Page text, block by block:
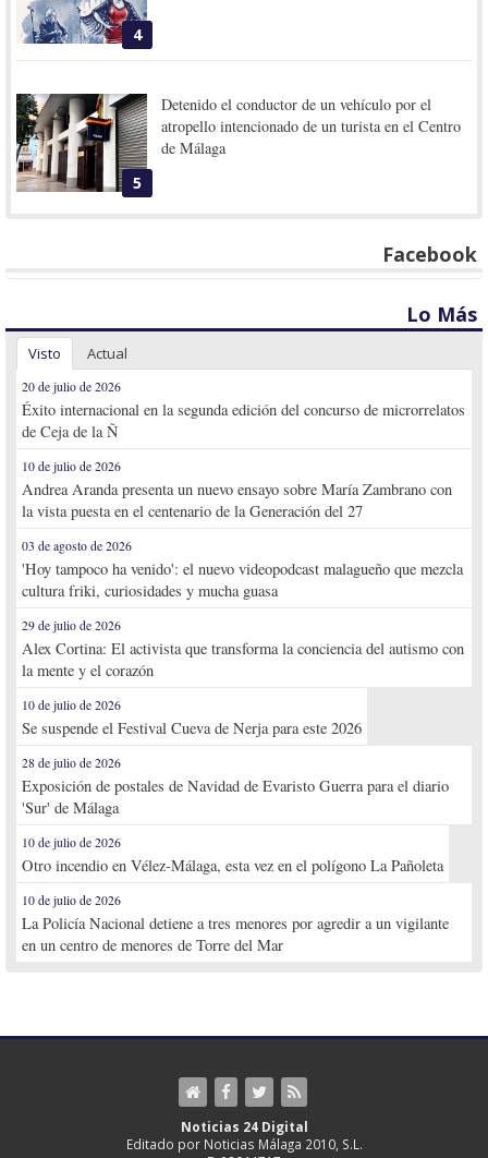
4
5
Detenido el conductor de un vehículo por el
atropello intencionado de un turista en el Centro
de Málaga
Facebook
Lo Más
Visto Actual
20 de julio de 2026
Éxito internacional en la segunda edición del concurso de microrrelatos
de Ceja de la Ñ
10 de julio de 2026
Andrea Aranda presenta un nuevo ensayo sobre María Zambrano con
la vista puesta en el centenario de la Generación del 27
03 de agosto de 2026
'Hoy tampoco ha venido': el nuevo videopodcast malagueño que mezcla
cultura friki, curiosidades y mucha guasa
29 de julio de 2026
Alex Cortina: El activista que transforma la conciencia del autismo con
la mente y el corazón
10 de julio de 2026
Se suspende el Festival Cueva de Nerja para este 2026
28 de julio de 2026
Exposición de postales de Navidad de Evaristo Guerra para el diario
'Sur' de Málaga
10 de julio de 2026
Otro incendio en Vélez-Málaga, esta vez en el polígono La Pañoleta
10 de julio de 2026
La Policía Nacional detiene a tres menores por agredir a un vigilante
en un centro de menores de Torre del Mar
Noticias 24 Digital
Editado por Noticias Málaga 2010, S.L.